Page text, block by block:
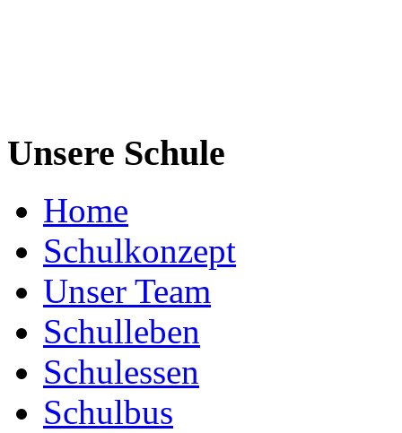
Unsere Schule
Home
Schulkonzept
Unser Team
Schulleben
Schulessen
Schulbus